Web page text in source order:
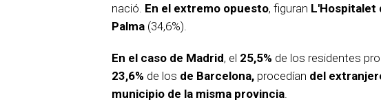
nació. En el extremo opuesto, figuran L'Hospitalet
Palma (34,6%).
En el caso de Madrid, el 25,5% de los residentes
23,6% de los de Barcelona, procedían del
municipio de la misma provincia.